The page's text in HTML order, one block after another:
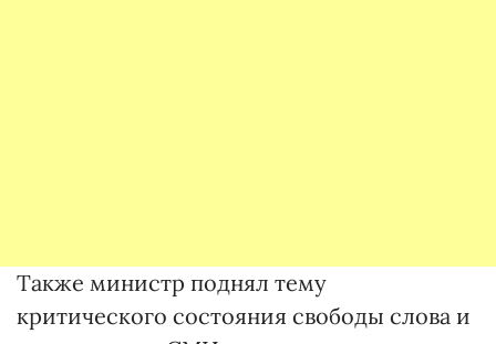
Также министр поднял тему
критического состояния свободы слова и